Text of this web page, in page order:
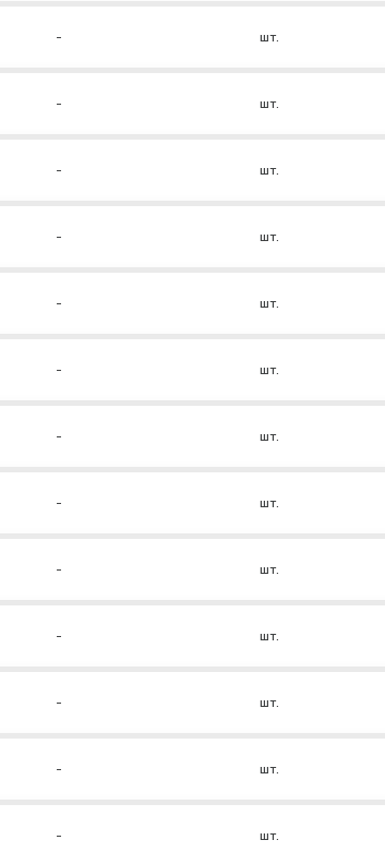
- шт.
- шт.
- шт.
- шт.
- шт.
- шт.
- шт.
- шт.
- шт.
- шт.
- шт.
- шт.
- шт.